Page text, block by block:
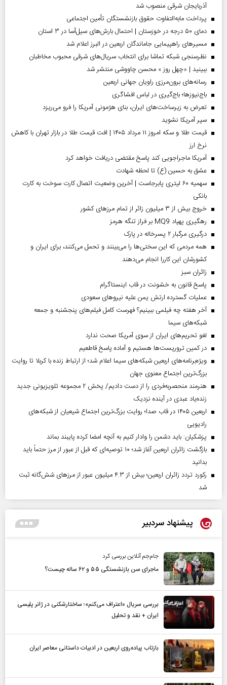
آذربایجان شرقی منصوب شد
پرداخت مابه‌التفاوت حقوق بازنشستگان تأمین اجتماعی
دمای ۵۰ درجه در خوزستان | احتمال بارش‌های سیل‌آسا در ۳ استان
مسیر‌های راهپیمایی جاماندگان اربعین در البرز اعلام شد
نظرسنجی شبکه تماشا برای انتخاب سریال‌های شرقی محبوب مخاطبان
ببینید | «چهل روز » محسن چاووشی منتشر شد
رسانه‌های برون‌مرزی راویان جهانی اربعین
باج‌نیوزها؛ باج‌گیری در لباس افشاگری
تعرض به زیرساخت‌های ایران، بنای هژمونی آمریکا را فرو می‌ریزد
سپر آمریکا نشوید
قیمت طلا و سکه امروز ۱۱ مرداد ۱۴۰۵ | افت قیمت طلا در بازار تهران با کاهش
نرخ ارز
آمریکا ماجراجویی کند پاسخ مقتضی دریافت خواهد کرد
عشق به حسین (ع) تا لحظه شهادت
سهمیه ۶۰ لیتری پابرجاست | آخرین وضعیت اتصال کارت سوخت به کارت
بانکی
خروج بیش از ۳ میلیون زائر از تمام مرز‌های کشور
رهگیری پهپاد MQ9 بر فراز تنگه هرمز
درگیری مرگبار ۲ پسرخاله در پارک
همه مردمی که این سختی‌ها را می‌بینند و تحمل می‌کنند، برای ایران و
کشورشان این کاررا انجام می‌دهند
‌زائران سبز
پاسخ قانون به خشونت در قاب اینستاگرام
عملیات گسترده ارتش یمن علیه نیروهای سعودی
آخر هفته چه فیلمی ببینیم؟ فهرست کامل فیلم‌های پنجشنبه و جمعه
شبکه‌های سیما
لغو تحریم‌های ایران از سوی آمریکا صحت ندارد
در کمین تروریست‌ها هستیم و آماده پاسخ قاطعیم
ویژه‌برنامه‌های اربعین شبکه‌های سیما اعلام شد؛ از ارتباط زنده با کربلا تا روایت
بزرگ‌ترین اجتماع معنوی جهان
هنرمند منحصر‌به‌فردی را از دست دادیم/ پخش ۲ مجموعه تلویزیونی جدید
زنده‌یاد عبدی در آینده نزدیک
اربعین ۱۴۰۵ در قاب صدا؛ روایت بزرگ‌ترین اجتماع شیعیان از شبکه‌های
رادیویی
پزشکیان: باید دشمن را وادار کنیم به آنچه امضا کرده پایبند بماند
بازگشت زائران اربعین آغاز شد؛ ۱۰ توصیه‌ای که قبل از عبور از مرز حتماً باید
بدانید
رکورد تردد زائران اربعین؛ بیش از ۴.۳ میلیون عبور از مرزهای شش‌گانه ثبت
شد
پیشنهاد سردبیر
جام‌جم آنلاین بررسی کرد
ماجرای سن بازنشستگی ۵۵ و ۶۲ ساله چیست؟
بررسی سریال «اعتراف می‌کنم»؛ ساختارشکنی در ژانر پلیسی
ایران + نقد و تحلیل
بازتاب پیاده‌روی اربعین در ادبیات داستانی معاصر ایران